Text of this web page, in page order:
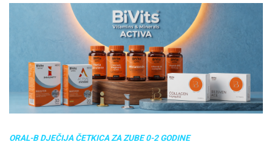
ORAL-B DJEČIJA ČETKICA ZA ZUBE 0-2 GODINE